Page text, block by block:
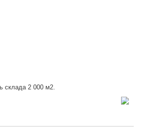
склада 2 000 м2.